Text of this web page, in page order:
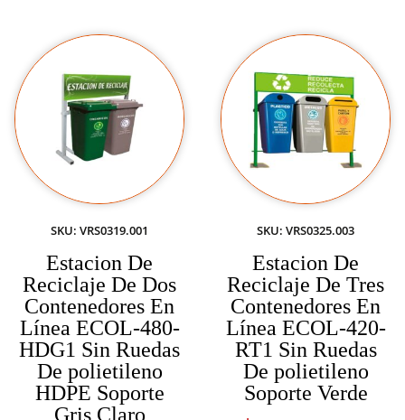
SKU: VRS0319.001
Estacion De
Reciclaje De Dos
Contenedores En
Línea ECOL-480-
HDG1 Sin Ruedas
De polietileno
HDPE Soporte
Gris Claro
SKU: VRS0325.003
Estacion De
Reciclaje De Tres
Contenedores En
Línea ECOL-420-
RT1 Sin Ruedas
De polietileno
Soporte Verde